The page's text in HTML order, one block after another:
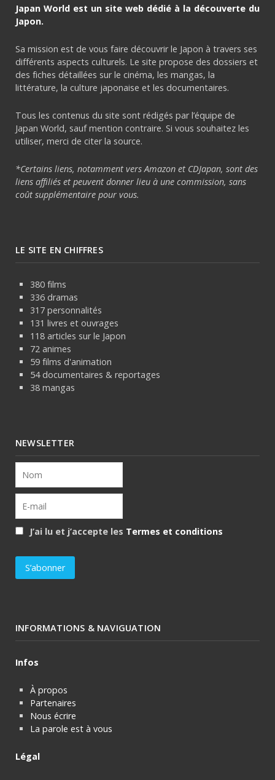
Japan World est un site web dédié à la découverte du
Japon.
Sa mission est de vous faire découvrir le Japon à travers ses
différents aspects culturels. Le site propose des dossiers et
des fiches détaillées sur le cinéma, les mangas, la
littérature, la culture japonaise et les documentaires.
Tous les contenus du site sont rédigés par l’équipe de
Japan World, sauf mention contraire. Si vous souhaitez les
utiliser, merci de citer la source.
*Certains liens, notamment vers Amazon et CDJapan, sont des
liens affiliés et peuvent donner lieu à une commission, sans
coût supplémentaire pour vous.
LE SITE EN CHIFFRES
380 films
336 dramas
317 personnalités
131 livres et ouvrages
118 articles sur le Japon
72 animes
59 films d'animation
54 documentaires & reportages
38 mangas
NEWSLETTER
J’ai lu et j’accepte les Termes et conditions
INFORMATIONS & NAVIGUATION
Infos
À propos
Partenaires
Nous écrire
La parole est à vous
Légal